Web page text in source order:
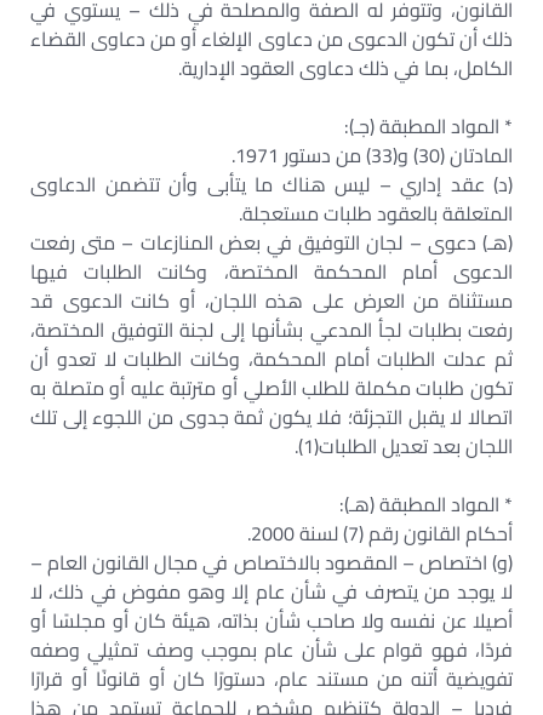
القانون، وتتوفر له الصفة والمصلحة في ذلك – يستوي في
ذلك أن تكون الدعوى من دعاوى الإلغاء أو من دعاوى القضاء
الكامل، بما في ذلك دعاوى العقود الإدارية.
* المواد المطبقة (جـ):
المادتان (30) و(33) من دستور 1971.
(د) عقد إداري – ليس هناك ما يتأبى وأن تتضمن الدعاوى
المتعلقة بالعقود طلبات مستعجلة.
(هـ) دعوى – لجان التوفيق في بعض المنازعات – متى رفعت
الدعوى أمام المحكمة المختصة، وكانت الطلبات فيها
مستثناة من العرض على هذه اللجان، أو كانت الدعوى قد
رفعت بطلبات لجأ المدعي بشأنها إلى لجنة التوفيق المختصة،
ثم عدلت الطلبات أمام المحكمة، وكانت الطلبات لا تعدو أن
تكون طلبات مكملة للطلب الأصلي أو مترتبة عليه أو متصلة به
اتصالا لا يقبل التجزئة؛ فلا يكون ثمة جدوى من اللجوء إلى تلك
اللجان بعد تعديل الطلبات(1).
* المواد المطبقة (هـ):
أحكام القانون رقم (7) لسنة 2000.
(و) اختصاص – المقصود بالاختصاص في مجال القانون العام –
لا يوجد من يتصرف في شأن عام إلا وهو مفوض في ذلك، لا
أصيلا عن نفسه ولا صاحب شأن بذاته، هيئة كان أو مجلسًا أو
فردًا، فهو قوام على شأن عام بموجب وصف تمثيلي وصفه
تفويضية أتنه من مستند عام، دستورًا كان أو قانونًا أو قرارًا
فرديا – الدولة كتنظيم مشخص للجماعة تستمد من هذا